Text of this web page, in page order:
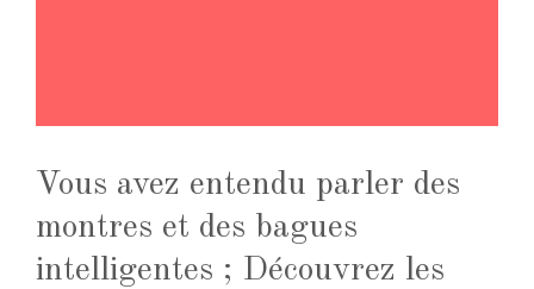
Vous avez entendu parler des
montres et des bagues
intelligentes ; Découvrez les